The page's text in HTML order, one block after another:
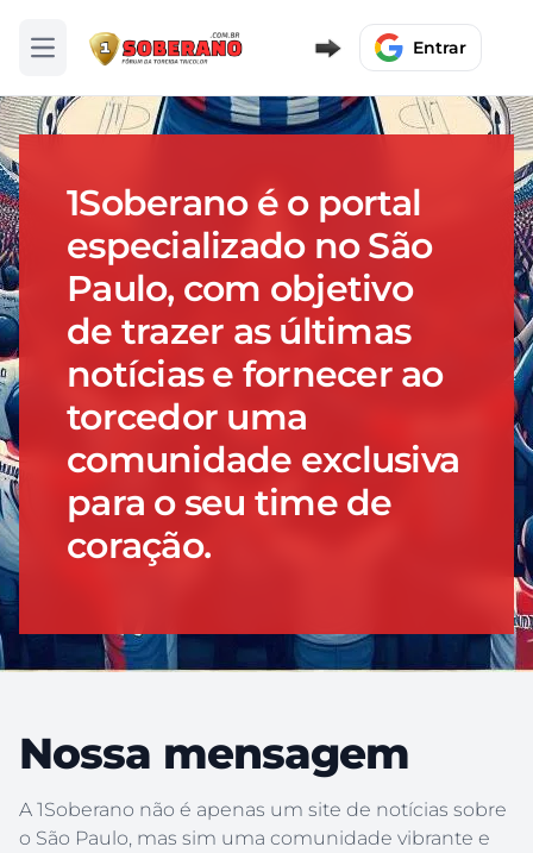
Abrir menu Entrar
1Soberano é o portal
especializado no São
Paulo, com objetivo
de trazer as últimas
notícias e fornecer ao
torcedor uma
comunidade exclusiva
para o seu time de
coração.
Nossa mensagem
A 1Soberano não é apenas um site de notícias sobre
o São Paulo, mas sim uma comunidade vibrante e